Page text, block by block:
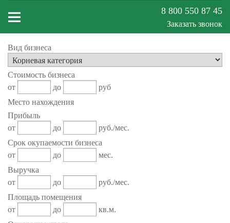
Меню
сайта
8 800 550 87 45
Заказать звонок
Вид бизнеса
Стоимость бизнеса
от
до
руб
Место нахождения
Прибыль
от
до
руб./мес.
Срок окупаемости бизнеса
от
до
мес.
Выручка
от
до
руб./мес.
Площадь помещения
от
до
кв.м.